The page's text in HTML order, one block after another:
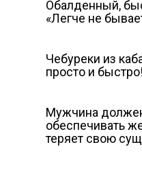
Обалденный,
«Легче не
Чебуреки из
просто и быстро!
Мужчина
обеспечивать
теряет свою